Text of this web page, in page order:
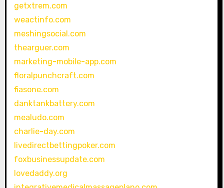
getxtrem.com
weactinfo.com
meshingsocial.com
thearguer.com
marketing-mobile-app.com
floralpunchcraft.com
fiasone.com
danktankbattery.com
mealudo.com
charlie-day.com
livedirectbettingpoker.com
foxbusinessupdate.com
lovedaddy.org